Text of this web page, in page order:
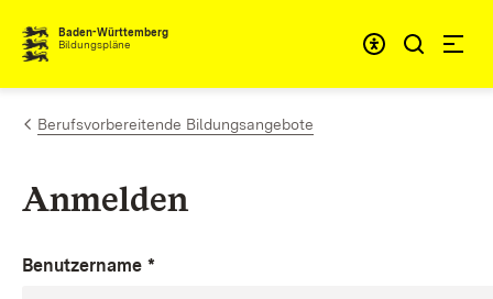
Zum Inhalt springen
Baden-Württemberg
Bildungspläne
Berufsvorbereitende Bildungsangebote
Anmelden
Benutzername *